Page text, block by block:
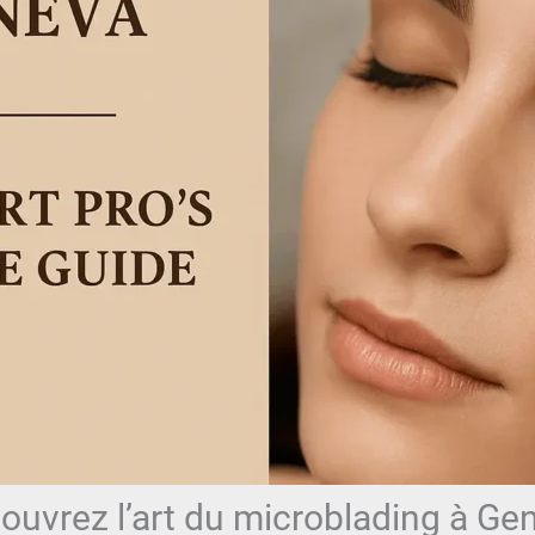
l’art du microblading à